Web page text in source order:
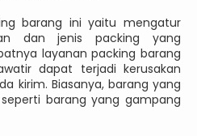
barang ini yaitu mengatur
dan jenis packing yang
layanan packing barang
dapat terjadi kerusakan
kirim. Biasanya, barang yang
barang yang gampang